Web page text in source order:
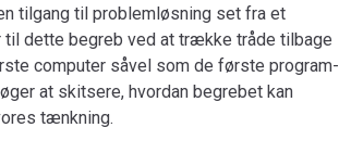
tilgang til problemløsning set fra et
dette begreb ved at trække tråde tilbage
computer såvel som de første pro­gram­
at skitsere, hvordan begrebet kan
tænkning.